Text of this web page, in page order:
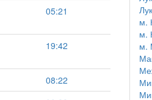
05:21
19:42
08:22
м.
м.
м.